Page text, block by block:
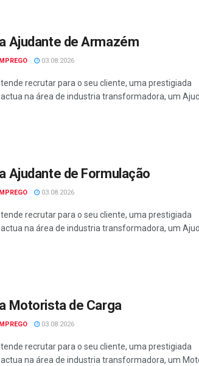
Ajudante de Armazém
03.08.2026
recrutar para o seu cliente, uma prestigiada
na área de industria transformadora, um
Ajudante de Formulação
03.08.2026
recrutar para o seu cliente, uma prestigiada
na área de industria transformadora, um
Motorista de Carga
03.08.2026
recrutar para o seu cliente, uma prestigiada
na área de industria transformadora, um